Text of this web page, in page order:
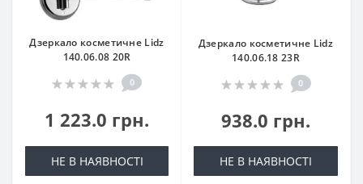
Дзеркало косметичне Lidz
140.06.08 20R
0
1 223.0 грн.
НЕ В НАЯВНОСТІ
Дзеркало косметичне Lidz
140.06.18 23R
0
938.0 грн.
НЕ В НАЯВНОСТІ